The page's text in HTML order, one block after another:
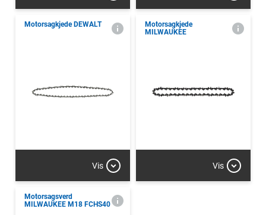
Motorsagkjede DEWALT
Vis
Motorsagkjede
MILWAUKEE
Vis
Motorsagsverd
MILWAUKEE M18 FCHS40